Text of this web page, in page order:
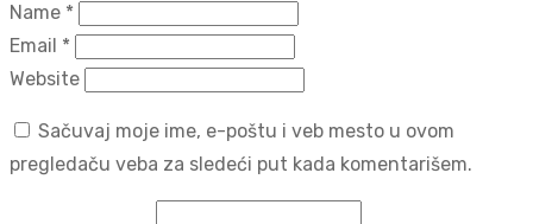
Name *
Email *
Website
Sačuvaj moje ime, e-poštu i veb mesto u ovom
pregledaču veba za sledeći put kada komentarišem.